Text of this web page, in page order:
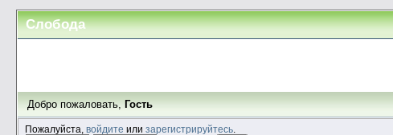
Слобода
Добро пожаловать,Гость
Пожалуйста,войдите илизарегистрируйтесь